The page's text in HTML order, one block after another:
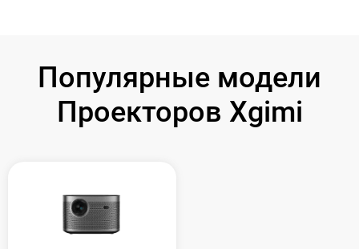
Популярные модели
Проекторов Xgimi